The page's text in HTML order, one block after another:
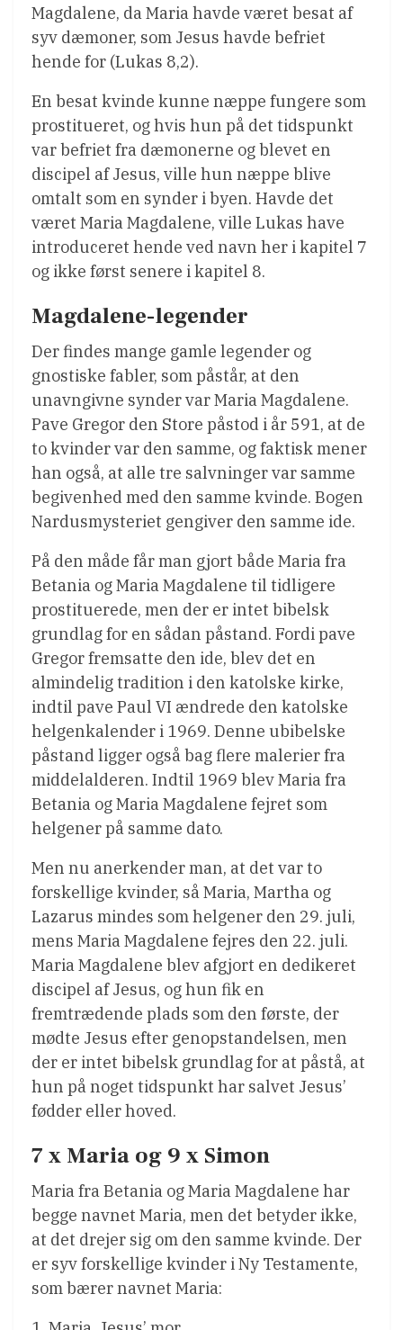
Magdalene, da Maria havde været besat af
syv dæmoner, som Jesus havde befriet
hende for (Lukas 8,2).
En besat kvinde kunne næppe fungere som
prostitueret, og hvis hun på det tidspunkt
var befriet fra dæmonerne og blevet en
discipel af Jesus, ville hun næppe blive
omtalt som en synder i byen. Havde det
været Maria Magdalene, ville Lukas have
introduceret hende ved navn her i kapitel 7
og ikke først senere i kapitel 8.
Magdalene-legender
Der findes mange gamle legender og
gnostiske fabler, som påstår, at den
unavngivne synder var Maria Magdalene.
Pave Gregor den Store påstod i år 591, at de
to kvinder var den samme, og faktisk mener
han også, at alle tre salvninger var samme
begivenhed med den samme kvinde. Bogen
Nardusmysteriet gengiver den samme ide.
På den måde får man gjort både Maria fra
Betania og Maria Magdalene til tidligere
prostituerede, men der er intet bibelsk
grundlag for en sådan påstand. Fordi pave
Gregor fremsatte den ide, blev det en
almindelig tradition i den katolske kirke,
indtil pave Paul VI ændrede den katolske
helgenkalender i 1969. Denne ubibelske
påstand ligger også bag flere malerier fra
middelalderen. Indtil 1969 blev Maria fra
Betania og Maria Magdalene fejret som
helgener på samme dato.
Men nu anerkender man, at det var to
forskellige kvinder, så Maria, Martha og
Lazarus mindes som helgener den 29. juli,
mens Maria Magdalene fejres den 22. juli.
Maria Magdalene blev afgjort en dedikeret
discipel af Jesus, og hun fik en
fremtrædende plads som den første, der
mødte Jesus efter genopstandelsen, men
der er intet bibelsk grundlag for at påstå, at
hun på noget tidspunkt har salvet Jesus’
fødder eller hoved.
7 x Maria og 9 x Simon
Maria fra Betania og Maria Magdalene har
begge navnet Maria, men det betyder ikke,
at det drejer sig om den samme kvinde. Der
er syv forskellige kvinder i Ny Testamente,
som bærer navnet Maria: